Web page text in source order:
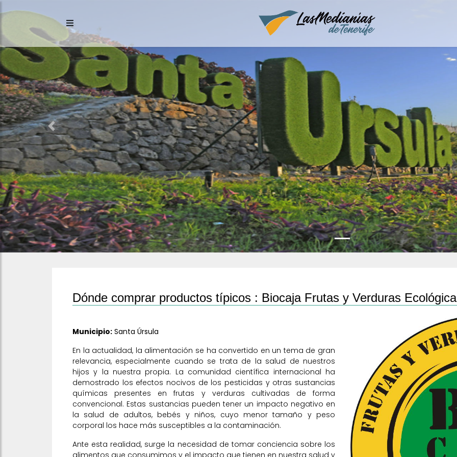
Previous
Dónde comprar productos típicos : Biocaja Frutas y Verduras
Municipio: Santa Úrsula
En la actualidad, la alimentación se ha convertido en un tema de gran
relevancia, especialmente cuando se trata de la salud de nuestros
hijos y la nuestra propia. La comunidad científica internacional ha
demostrado los efectos nocivos de los pesticidas y otras sustancias
químicas presentes en frutas y verduras cultivadas de forma
convencional. Estas sustancias pueden tener un impacto negativo en
la salud de adultos, bebés y niños, cuyo menor tamaño y peso
corporal los hace más susceptibles a la contaminación.
Ante esta realidad, surge la necesidad de tomar conciencia sobre los
alimentos que consumimos y el impacto que tienen en nuestra salud y